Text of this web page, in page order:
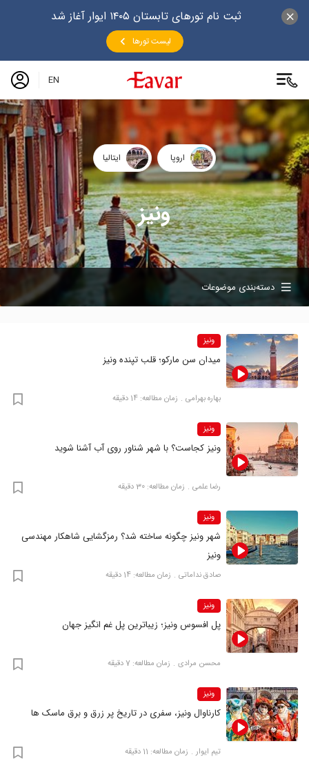
ثبت نام تورهای تابستان ۱۴۰۵ ایوار آغاز شد
لیست تورها
EN
اروپا ایتالیا
ونیز
دسته‌بندی موضوعات
ونیز
میدان سن مارکو؛ قلب تپنده ونیز
بهاره بهرامی زمان مطالعه: 14 دقیقه
ونیز
ونیز کجاست؟ با شهر شناور روی آب آشنا شوید
رضا علمی زمان مطالعه: 30 دقیقه
ونیز
شهر ونیز چگونه ساخته شد؟ رمزگشایی شاهکار مهندسی
ونیز
صادق نداماتی زمان مطالعه: 14 دقیقه
ونیز
پل افسوس ونیز؛ زیباترین پل غم انگیز جهان
محسن مرادی زمان مطالعه: 7 دقیقه
ونیز
کارناوال ونیز، سفری در تاریخ پر زرق و برق ماسک‌ ها
تیم ایوار زمان مطالعه: 11 دقیقه